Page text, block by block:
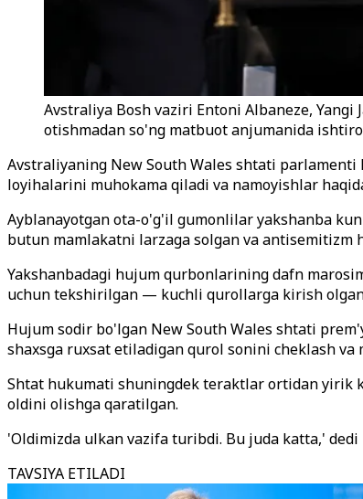
Avstraliya Bosh vaziri Entoni Albaneze,
otishmadan so'ng matbuot anjumanida
Avstraliyaning New South Wales shtati
loyihalarini muhokama qiladi va namoyishlar
Ayblanayotgan ota-o'g'il gumonlilar yakshanba
butun mamlakatni larzaga solgan va antisemitizm
Yakshanbadagi hujum qurbonlarining dafn
uchun tekshirilgan — kuchli qurollarga kirish
Hujum sodir bo'lgan New South Wales shtati
shaxsga ruxsat etiladigan qurol sonini cheklash
Shtat hukumati shuningdek teraktlar ortidan yirik
oldini olishga qaratilgan.
'Oldimizda ulkan vazifa turibdi. Bu juda katta,'
TAVSIYA ETILADI